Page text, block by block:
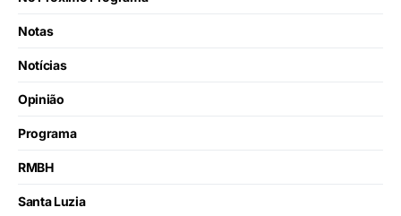
Notas
Notícias
Opinião
Programa
RMBH
Santa Luzia